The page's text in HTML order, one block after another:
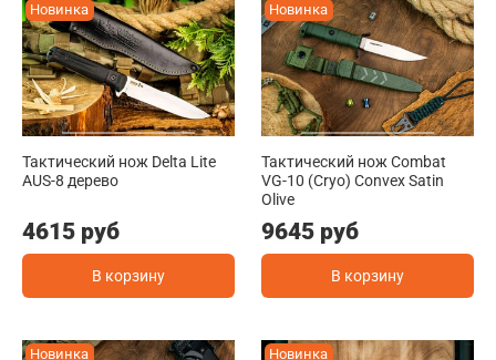
Новинка
Тактический нож Delta Lite
AUS-8 дерево
4615 руб
В корзину
Новинка
Тактический нож Combat
VG-10 (Cryo) Convex Satin
Olive
9645 руб
В корзину
Новинка Новинка